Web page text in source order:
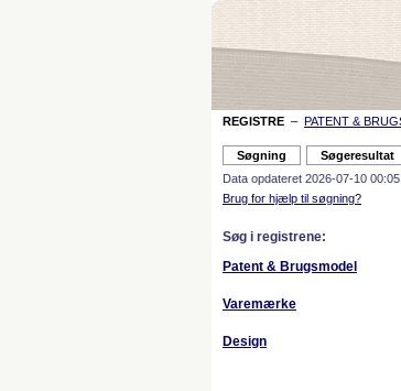
REGISTRE – PATENT &
Data opdateret 2026-07-10
Brug for hjælp til søgning?
Søg i registrene:
Patent & Brugsmodel
Varemærke
Design